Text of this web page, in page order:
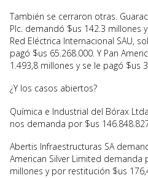
También se cerraron otras.
Plc. demandó $us 142.3 millones
Red Eléctrica Internacional SAU,
pagó $us 65.268.000. Y Pan
1.493,8 millones y se le pagó $us
¿Y los casos abiertos?
Química e Industrial del Bórax
nos demanda por $us
Abertis Infraestructuras SA
American Silver Limited
millones y por restitución $us